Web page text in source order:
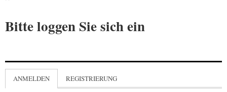
Bitte loggen Sie sich ein
ANMELDEN REGISTRIERUNG